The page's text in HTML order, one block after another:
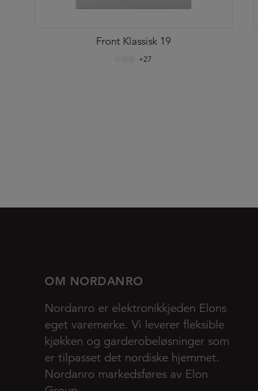
Front Klassisk 19
+27
OM NORDANRO
Nordanro er elektronikkjeden Elons
eget varemerke. Vi leverer fleksible
kjøkken og garderobeløsninger som
er tilpasset det nordiske hjemmet.
Nordanro markedsføres av Elon